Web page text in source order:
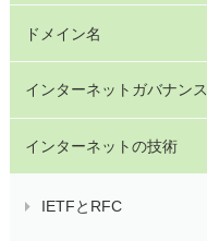
ドメイン名
インターネットガバナンス
インターネットの技術
IETFとRFC